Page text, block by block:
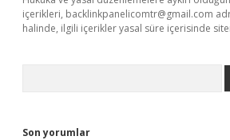
içerikleri, backlinkpanelicomtr@gmail.com
halinde, ilgili içerikler yasal süre içerisinde
Son yorumlar